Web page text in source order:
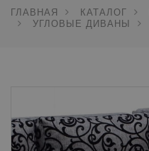
ГЛАВНАЯ КАТАЛОГ
УГЛОВЫЕ ДИВАНЫ